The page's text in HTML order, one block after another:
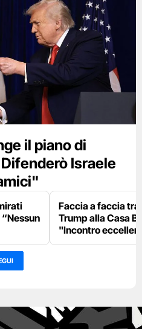
il piano di
Israele
Faccia a faccia
Trump alla Casa
"Incontro